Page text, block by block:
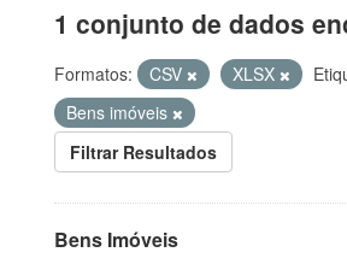
1 conjunto de dados
Formatos: CSV XLSX
Bens imóveis
Filtrar Resultados
Bens Imóveis